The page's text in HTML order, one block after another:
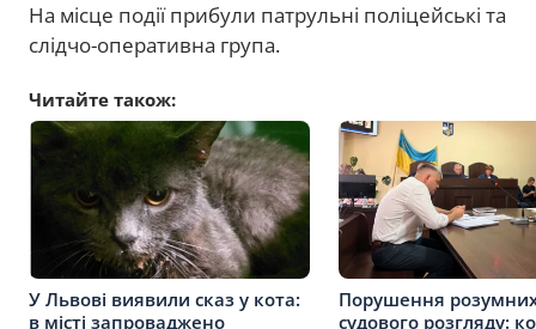
На місце події прибули патрульні поліцейські та
слідчо-оперативна група.
Читайте також:
У Львові виявили сказ у кота:
в місті запроваджено
Порушення розумних
судового розгляду: